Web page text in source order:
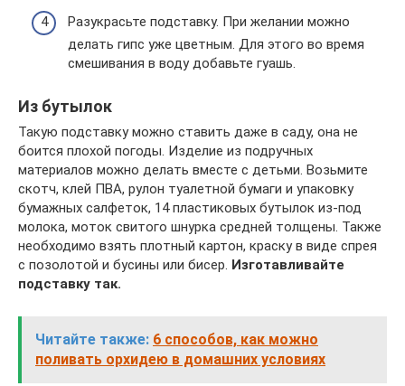
Разукрасьте подставку. При желании можно
делать гипс уже цветным. Для этого во время
смешивания в воду добавьте гуашь.
Из бутылок
Такую подставку можно ставить даже в саду, она не
боится плохой погоды. Изделие из подручных
материалов можно делать вместе с детьми. Возьмите
скотч, клей ПВА, рулон туалетной бумаги и упаковку
бумажных салфеток, 14 пластиковых бутылок из-под
молока, моток свитого шнурка средней толщены. Также
необходимо взять плотный картон, краску в виде спрея
с позолотой и бусины или бисер. Изготавливайте
подставку так.
Читайте также: 6 способов, как можно
поливать орхидею в домашних условиях